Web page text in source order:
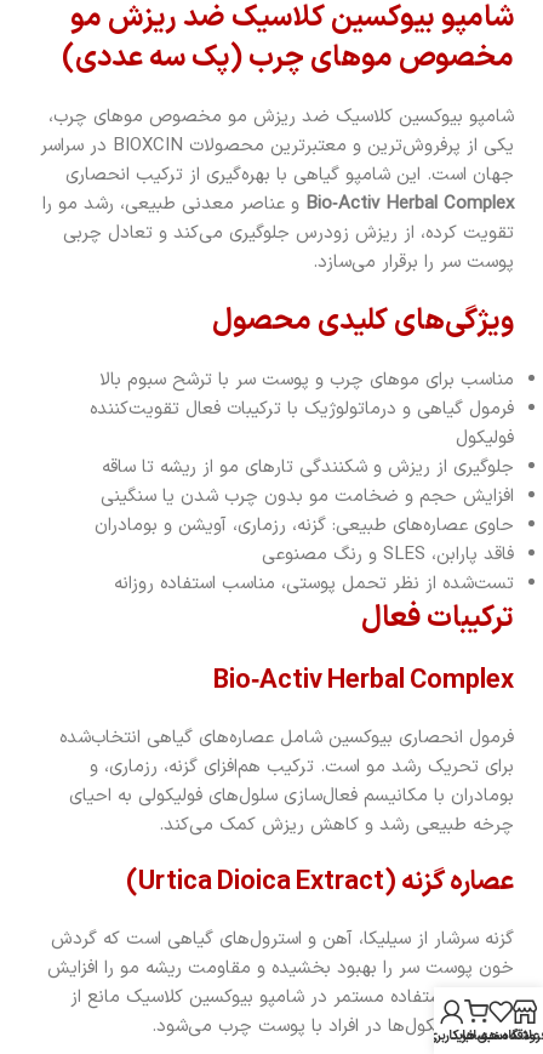
شامپو بیوکسین کلاسیک ضد ریزش مو
مخصوص موهای چرب (پک سه عددی)
شامپو بیوکسین کلاسیک ضد ریزش مو مخصوص موهای چرب،
یکی از پرفروش‌ترین و معتبرترین محصولات BIOXCIN در سراسر
جهان است. این شامپو گیاهی با بهره‌گیری از ترکیب انحصاری
Bio‑Activ Herbal Complex و عناصر معدنی طبیعی، رشد مو را
تقویت کرده، از ریزش زودرس جلوگیری می‌کند و تعادل چربی
پوست سر را برقرار می‌سازد.
ویژگی‌های کلیدی محصول
مناسب برای موهای چرب و پوست سر با ترشح سبوم بالا
فرمول گیاهی و درماتولوژیک با ترکیبات فعال تقویت‌کننده
فولیکول
جلوگیری از ریزش و شکنندگی تارهای مو از ریشه تا ساقه
افزایش حجم و ضخامت مو بدون چرب شدن یا سنگینی
حاوی عصاره‌های طبیعی: گزنه، رزماری، آویشن و بومادران
فاقد پارابن، SLES و رنگ مصنوعی
تست‌شده از نظر تحمل پوستی، مناسب استفاده روزانه
ترکیبات فعال
Bio‑Activ Herbal Complex
فرمول انحصاری بیوکسین شامل عصاره‌های گیاهی انتخاب‌شده
برای تحریک رشد مو است. ترکیب هم‌افزای گزنه، رزماری، و
بومادران با مکانیسم فعال‌سازی سلول‌های فولیکولی به احیای
چرخه طبیعی رشد و کاهش ریزش کمک می‌کند.
عصاره گزنه (Urtica Dioica Extract)
گزنه سرشار از سیلیکا، آهن و استرول‌های گیاهی است که گردش
خون پوست سر را بهبود بخشیده و مقاومت ریشه مو را افزایش
می‌دهد. استفاده مستمر در شامپو بیوکسین کلاسیک مانع از
ضعف فولیکول‌ها در افراد با پوست چرب می‌شود.
علاقه مندی ها
سبد خرید
حساب کاربری من